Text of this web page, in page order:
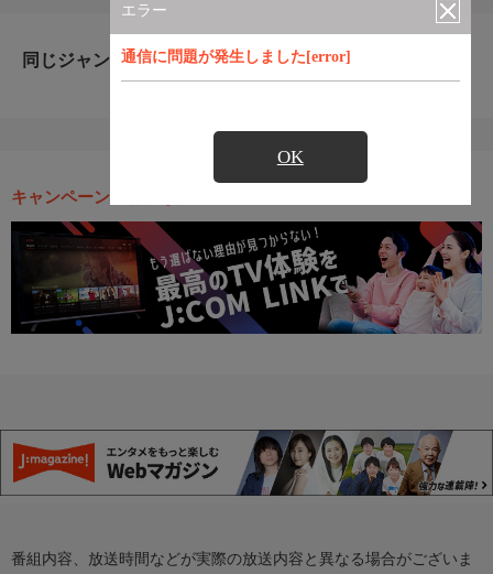
エラー
通信に問題が発生しました[error]
OK
同じジャンルのおすすめ番組
キャンペーン・お得な情報
番組内容、放送時間などが実際の放送内容と異なる場合がございま